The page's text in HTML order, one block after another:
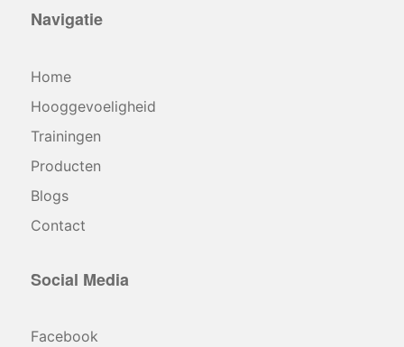
Navigatie
Home
Hooggevoeligheid
Trainingen
Producten
Blogs
Contact
Social Media
Facebook